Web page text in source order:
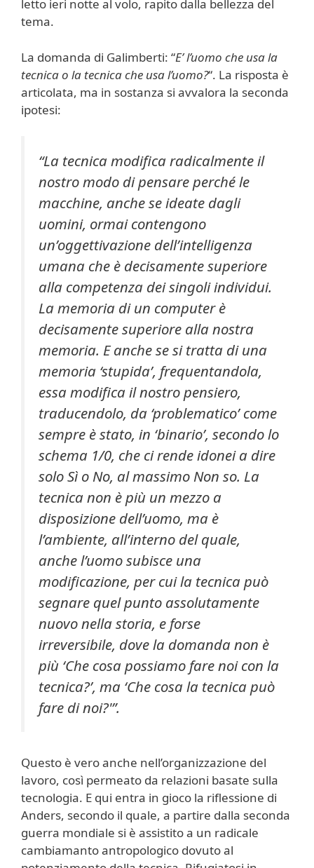
letto ieri notte al volo, rapito dalla bellezza del
tema.
La domanda di Galimberti: “E’ l’uomo che usa la
tecnica o la tecnica che usa l’uomo?“. La risposta è
articolata, ma in sostanza si avvalora la seconda
ipotesi:
“La tecnica modifica radicalmente il
nostro modo di pensare perché le
macchine, anche se ideate dagli
uomini, ormai contengono
un’oggettivazione dell’intelligenza
umana che è decisamente superiore
alla competenza dei singoli individui.
La memoria di un computer è
decisamente superiore alla nostra
memoria. E anche se si tratta di una
memoria ‘stupida’, frequentandola,
essa modifica il nostro pensiero,
traducendolo, da ‘problematico’ come
sempre è stato, in ‘binario’, secondo lo
schema 1/0, che ci rende idonei a dire
solo Sì o No, al massimo Non so. La
tecnica non è più un mezzo a
disposizione dell’uomo, ma è
l’ambiente, all’interno del quale,
anche l’uomo subisce una
modificazione, per cui la tecnica può
segnare quel punto assolutamente
nuovo nella storia, e forse
irreversibile, dove la domanda non è
più ‘Che cosa possiamo fare noi con la
tecnica?’, ma ‘Che cosa la tecnica può
fare di noi?'”.
Questo è vero anche nell’organizzazione del
lavoro, così permeato da relazioni basate sulla
tecnologia. E qui entra in gioco la riflessione di
Anders, secondo il quale, a partire dalla seconda
guerra mondiale si è assistito a un radicale
cambiamanto antropologico dovuto al